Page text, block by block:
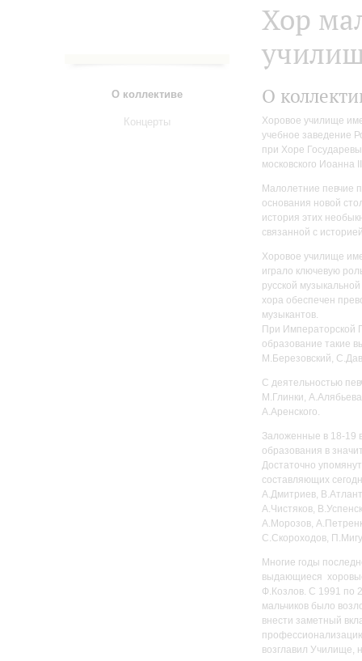
О коллективе
Концерты
Хор
О
Хоровое училище
учебное заведение
при Хоре
московского Иоанна
Малолетние певчие
основания новой
история этих
связанной с
Хоровое училище
играло ключевую
русской
хора обеспечен
музыкантов.
При Императорской
образование такие
М.Березовский,
С деятельностью
М.Глинки,
А.Аренского.
Заложенные в 18-19
образования в
Достаточно
составляющих
А.Дмитриев,
А.Чистяков,
А.Морозов,
С.Скороходов,
Многие годы
выдающиеся
Ф.Козлов. С 1991 по
мальчиков было
внести заметный
возглавил Училище,